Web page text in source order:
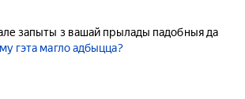
запыты з вашай прылады падобныя да
гэта магло адбыцца?